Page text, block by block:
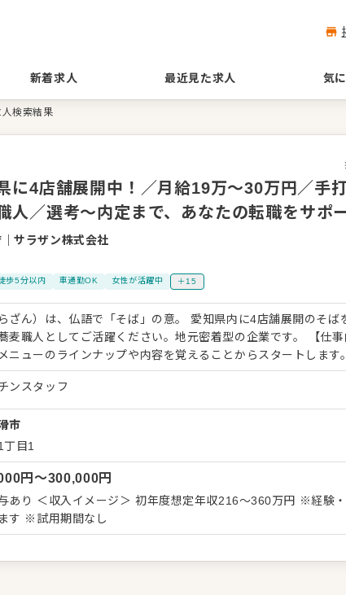
新着求人 最近見た求人 気
人検索結果
に4店舗展開中！／月給19万～30万円／手
人／選考～内定まで、あなたの転職をサポ
｜サラザン株式会社
歩5分以内 車通勤OK 女性が活躍中 ＋15
ざん）は、仏語で「そば」の意。 愛知県内に4店舗展開のそば
人としてご活躍ください。地元密着型の企業です。 【仕事内容】 入社後まず
ニューのラインナップや内容を覚えることからスタートします
、季節の旬を使った限定メニューを提供することもありますの
、さまざまなスキルを習得してください。 料理長のもと新メニ
。自由な発想から生まれる新作を期待しています。よりよいお
や構築についてのアイデアも大歓迎です。 【具体的には…】 ・仕込みや盛
ンタンな調理からスタート ・全体の流れを学んで調理全般を担
チンの管理業務 ・まかないづくり ・後輩スタッフやアルバイ
提案 など 入社後はスキルに合わせた業務からお任せしますの
務の幅を広げていきましょう。先輩スタッフがあなたの成長を
い方も安心してスタートできる環境です。 ゆくゆくは、料理長
めざせます。
ンスタッフ
市
目1
円〜300,000円
※経験・スキルなどを考慮
す ※試用期間なし